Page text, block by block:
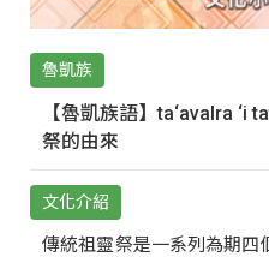
魯凱族
【魯凱族語】ta‘avalra ‘i
祭的由來
文化介紹
傳統祖靈祭是一系列為期四